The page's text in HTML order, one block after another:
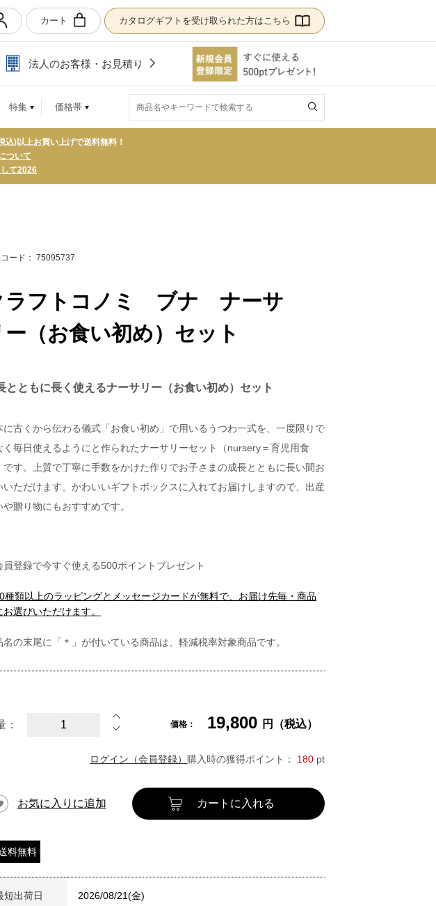
カート カタログギフトを受け取られた方はこちら
法人のお客様・お見積り
特集 価格帯
)以上お買い上げで送料無料！
ついて
て2026
ード： 75095737
ラフトコノミ ブナ ナーサ
ー（お食い初め）セット
とともに長く使えるナーサリー（お食い初め）セット
に古くから伝わる儀式「お食い初め」で用いるうつわ一式を、一度限りで
く毎日使えるようにと作られたナーサリーセット（nursery＝育児用食
です。上質で丁寧に手数をかけた作りでお子さまの成長とともに長い間お
いただけます。かわいいギフトボックスに入れてお届けしますので、出産
や贈り物にもおすすめです。
員登録で今すぐ使える500ポイントプレゼント
種類以上のラッピングとメッセージカードが無料で、お届け先毎・商品
お選びいただけます。
名の末尾に「＊」が付いている商品は、軽減税率対象商品です。
： 価格： 19,800 円（税込）
ログイン（会員登録） 購入時の獲得ポイント： 180 pt
お気に入りに追加 カートに入れる
料無料
短出荷日 2026/08/21(金)